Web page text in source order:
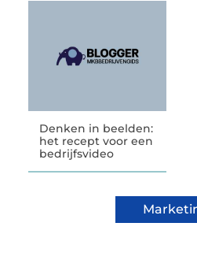
Denken in beelden:
het recept voor een
bedrijfsvideo